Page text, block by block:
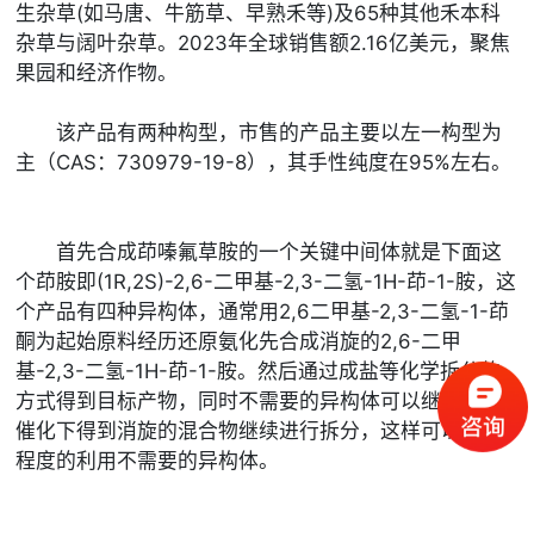
生杂草(如马唐、牛筋草、早熟禾等)及65种其他禾本科
杂草与阔叶杂草。2023年全球销售额2.16亿美元，聚焦
果园和经济作物。
该产品有两种构型，市售的产品主要以左一构型为
主（CAS：730979-19-8），其手性纯度在95%左右。
首先合成茚嗪氟草胺的一个关键中间体就是下面这
个茚胺即(1R,2S)-2,6-二甲基-2,3-二氢-1H-茚-1-胺，这
个产品有四种异构体，通常用2,6二甲基-2,3-二氢-1-茚
酮为起始原料经历还原氨化先合成消旋的2,6-二甲
基-2,3-二氢-1H-茚-1-胺。然后通过成盐等化学拆分的
方式得到目标产物，同时不需要的异构体可以继续在钯
催化下得到消旋的混合物继续进行拆分，这样可以最大
程度的利用不需要的异构体。